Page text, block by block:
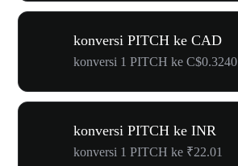
konversi PITCH ke CAD
konversi 1 PITCH ke C$0.3240
konversi PITCH ke INR
konversi 1 PITCH ke ₹22.01